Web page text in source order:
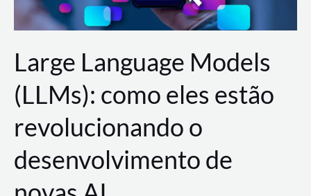
Large Language Models
(LLMs): como eles estão
revolucionando o
desenvolvimento de